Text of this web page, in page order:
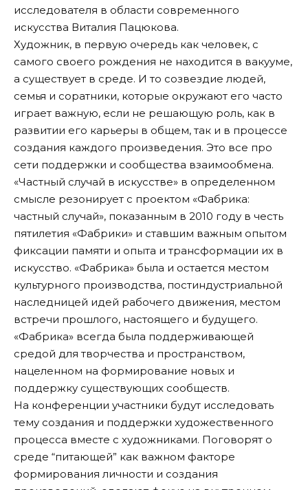
исследователя в области современного
искусства Виталия Пацюкова.
Художник, в первую очередь как человек, с
самого своего рождения не находится в вакууме,
а существует в среде. И то созвездие людей,
семья и соратники, которые окружают его часто
играет важную, если не решающую роль, как в
развитии его карьеры в общем, так и в процессе
создания каждого произведения. Это все про
сети поддержки и сообщества взаимообмена.
«Частный случай в искусстве» в определенном
смысле резонирует с проектом «Фабрика:
частный случай», показанным в 2010 году в честь
пятилетия «Фабрики» и ставшим важным опытом
фиксации памяти и опыта и трансформации их в
искусство. «Фабрика» была и остается местом
культурного производства, постиндустриальной
наследницей идей рабочего движения, местом
встречи прошлого, настоящего и будущего.
«Фабрика» всегда была поддерживающей
средой для творчества и пространством,
нацеленном на формирование новых и
поддержку существующих сообществ.
На конференции участники будут исследовать
тему создания и поддержки художественного
процесса вместе с художниками. Поговорят о
среде “питающей” как важном факторе
формирования личности и создания